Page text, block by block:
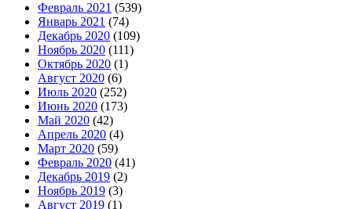
Февраль 2021 (539)
Январь 2021 (74)
Декабрь 2020 (109)
Ноябрь 2020 (111)
Октябрь 2020 (1)
Август 2020 (6)
Июль 2020 (252)
Июнь 2020 (173)
Май 2020 (42)
Апрель 2020 (4)
Март 2020 (59)
Февраль 2020 (41)
Декабрь 2019 (2)
Ноябрь 2019 (3)
Август 2019 (1)